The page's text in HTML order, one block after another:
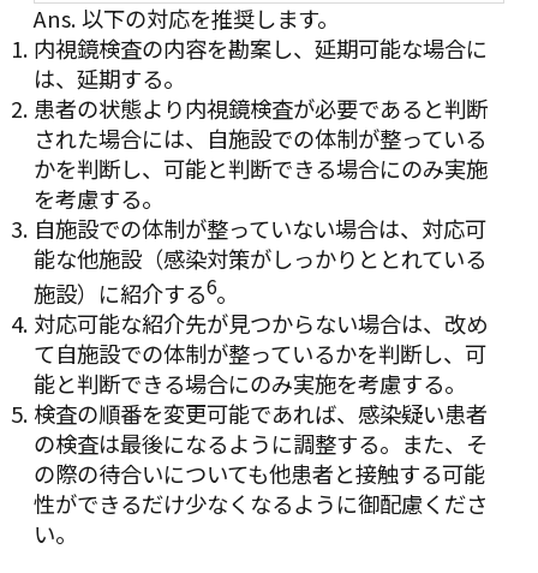
Ans. 以下の対応を推奨します。
内視鏡検査の内容を勘案し、延期可能な場合に
は、延期する。
患者の状態より内視鏡検査が必要であると判断
された場合には、自施設での体制が整っている
かを判断し、可能と判断できる場合にのみ実施
を考慮する。
自施設での体制が整っていない場合は、対応可
能な他施設（感染対策がしっかりととれている
施設）に紹介する6。
対応可能な紹介先が見つからない場合は、改め
て自施設での体制が整っているかを判断し、可
能と判断できる場合にのみ実施を考慮する。
検査の順番を変更可能であれば、感染疑い患者
の検査は最後になるように調整する。また、そ
の際の待合いについても他患者と接触する可能
性ができるだけ少なくなるように御配慮くださ
い。